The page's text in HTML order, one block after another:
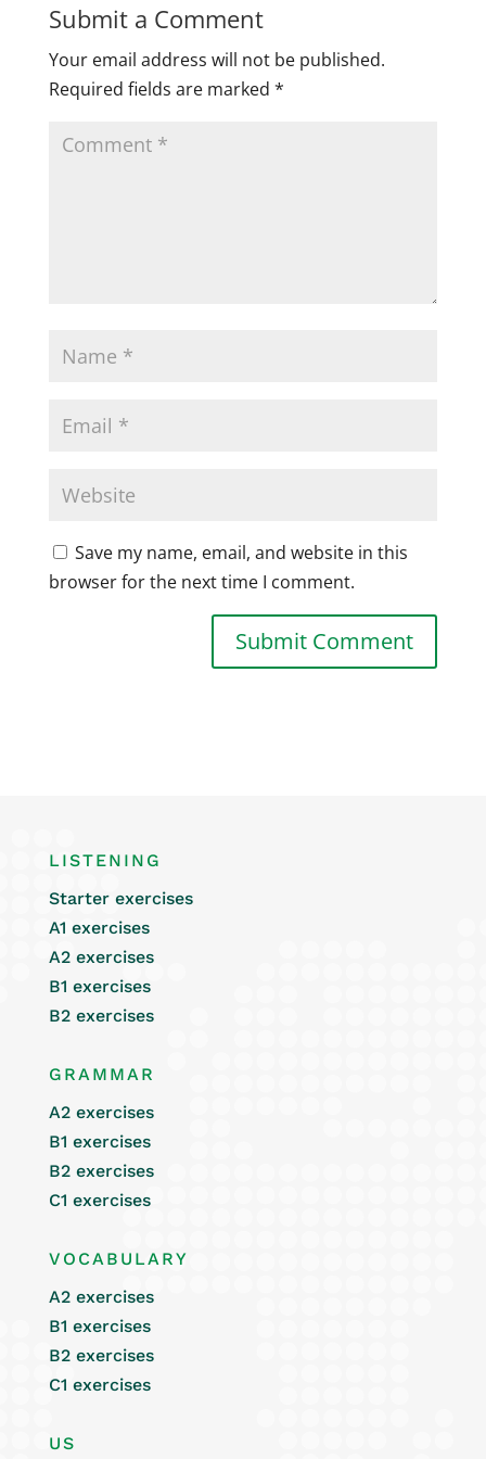
Submit a Comment
Your email address will not be published.
Required fields are marked *
Save my name, email, and website in this
browser for the next time I comment.
LISTENING
Starter exercises
A1 exercises
A2 exercises
B1 exercises
B2 exercises
GRAMMAR
A2 exercises
B1 exercises
B2 exercises
C1 exercises
VOCABULARY
A2 exercises
B1 exercises
B2 exercises
C1 exercises
US